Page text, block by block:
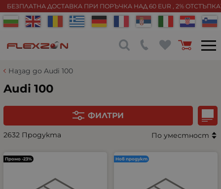
БЕЗПЛАТНА ДОСТАВКА ПРИ ПОРЪЧКА НАД 60 EUR , 2%
Назад до Audi 100
Audi 100
ФИЛТРИ
2632 Продукта По уместност
Промо -23% Нов продукт